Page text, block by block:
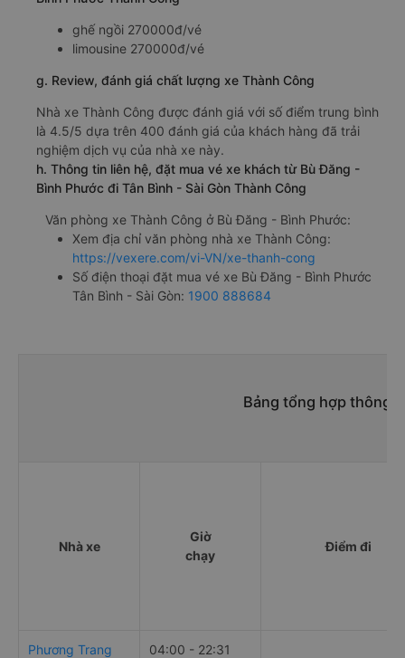
ghế ngồi 270000đ/vé
limousine 270000đ/vé
g. Review, đánh giá chất lượng xe Thành Công
Nhà xe Thành Công được đánh giá với số điểm trung bình
là 4.5/5 dựa trên 400 đánh giá của khách hàng đã trải
nghiệm dịch vụ của nhà xe này.
h. Thông tin liên hệ, đặt mua vé xe khách từ Bù Đăng -
Bình Phước đi Tân Bình - Sài Gòn Thành Công
Văn phòng xe Thành Công ở Bù Đăng - Bình Phước:
Xem địa chỉ văn phòng nhà xe Thành Công:
https://vexere.com/vi-VN/xe-thanh-cong
Số điện thoại đặt mua vé xe Bù Đăng - Bình Phước
Tân Bình - Sài Gòn: 1900 888684
Bảng tổng hợp thông
Nhà xe
Giờ
chạy
Điểm đi
Phương Trang 04:00 - 22:31